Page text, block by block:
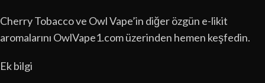
Cherry Tobacco ve Owl Vape’in diğer özgün e-likit
aromalarını OwlVape1.com üzerinden hemen keşfedin.
Ek bilgi